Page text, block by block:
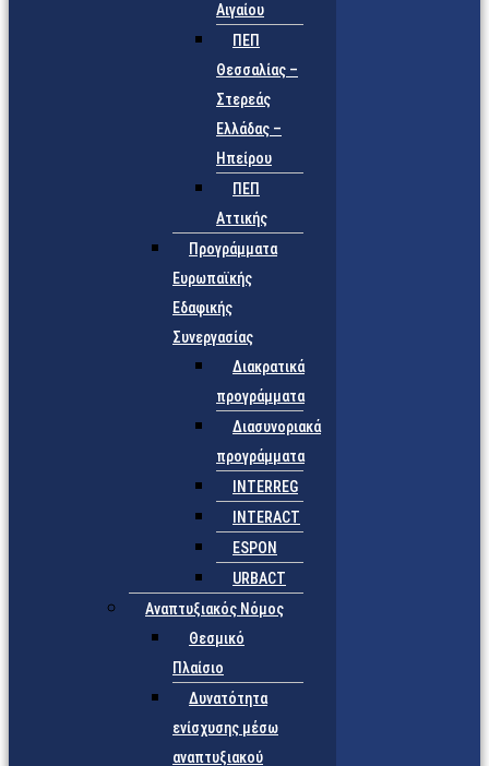
Αιγαίου
ΠΕΠ
Θεσσαλίας –
Στερεάς
Ελλάδας –
Ηπείρου
ΠΕΠ
Αττικής
Προγράμματα
Ευρωπαϊκής
Εδαφικής
Συνεργασίας
Διακρατικά
προγράμματα
Διασυνοριακά
προγράμματα
INTERREG
INTERACT
ESPON
URBACT
Αναπτυξιακός Νόμος
Θεσμικό
Πλαίσιο
Δυνατότητα
ενίσχυσης μέσω
αναπτυξιακού